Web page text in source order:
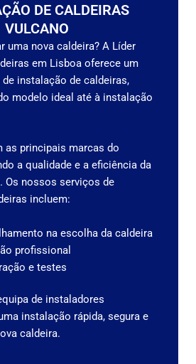
DE CALDEIRAS
VULCANO
uma nova caldeira? A Líder
em Lisboa oferece um
instalação de caldeiras,
modelo ideal até à instalação
as principais marcas do
a qualidade e a eficiência da
Os nossos serviços de
incluem:
na escolha da caldeira
profissional
e testes
de instaladores
instalação rápida, segura e
caldeira.